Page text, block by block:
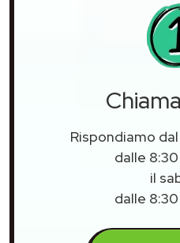
Rispondiamo
dalle
il
dalle